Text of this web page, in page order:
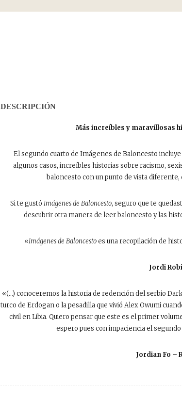
DESCRIPCIÓN
Más increíbles y maravillosas
El segundo cuarto de Imágenes de Baloncesto incluye
algunos casos, increíbles historias sobre racismo,
baloncesto con un punto de vista diferente,
Si te gustó Imágenes de Baloncesto, seguro que te
descubrir otra manera de leer baloncesto y las
«Imágenes de Baloncestoes una recopilación de
Jordi
«(…) conoceremos la historia de redención del serbio
turco de Erdogan o la pesadilla que vivió Alex Owumi
civil en Libia. Quiero pensar que este es el primer
espero pues con impaciencia el
Jordian Fo –